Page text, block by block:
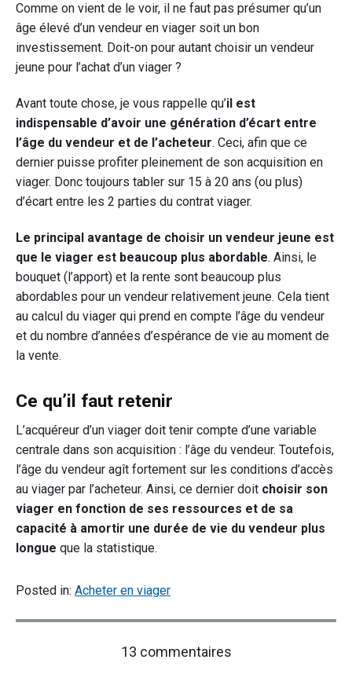
Comme on vient de le voir, il ne faut pas présumer qu’un
âge élevé d’un vendeur en viager soit un bon
investissement. Doit-on pour autant choisir un vendeur
jeune pour l’achat d’un viager ?
Avant toute chose, je vous rappelle qu’il est
indispensable d’avoir une génération d’écart entre
l’âge du vendeur et de l’acheteur. Ceci, afin que ce
dernier puisse profiter pleinement de son acquisition en
viager. Donc toujours tabler sur 15 à 20 ans (ou plus)
d’écart entre les 2 parties du contrat viager.
Le principal avantage de choisir un vendeur jeune est
que le viager est beaucoup plus abordable. Ainsi, le
bouquet (l’apport) et la rente sont beaucoup plus
abordables pour un vendeur relativement jeune. Cela tient
au calcul du viager qui prend en compte l’âge du vendeur
et du nombre d’années d’espérance de vie au moment de
la vente.
Ce qu’il faut retenir
L’acquéreur d’un viager doit tenir compte d’une variable
centrale dans son acquisition : l’âge du vendeur. Toutefois,
l’âge du vendeur agît fortement sur les conditions d’accès
au viager par l’acheteur. Ainsi, ce dernier doit choisir son
viager en fonction de ses ressources et de sa
capacité à amortir une durée de vie du vendeur plus
longue que la statistique.
Posted in: Acheter en viager
13 commentaireson